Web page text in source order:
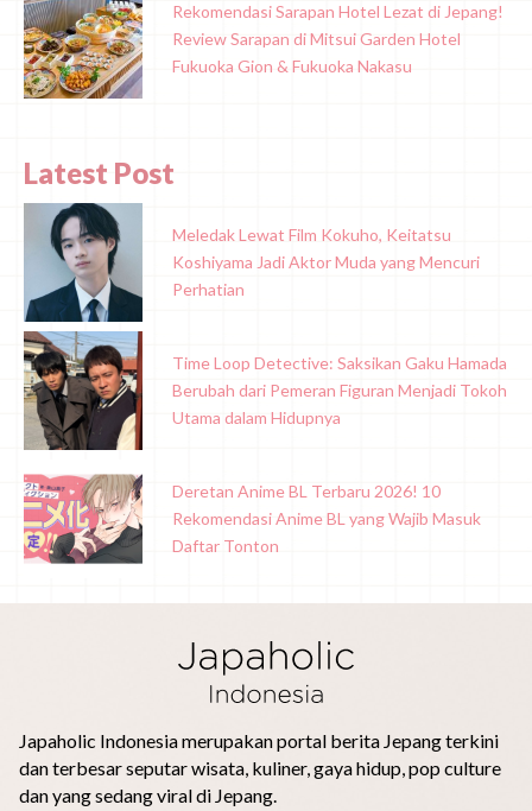
Rekomendasi Sarapan Hotel Lezat di Jepang!
Review Sarapan di Mitsui Garden Hotel
Fukuoka Gion & Fukuoka Nakasu
Latest Post
Meledak Lewat Film Kokuho, Keitatsu
Koshiyama Jadi Aktor Muda yang Mencuri
Perhatian
Time Loop Detective: Saksikan Gaku Hamada
Berubah dari Pemeran Figuran Menjadi Tokoh
Utama dalam Hidupnya
Deretan Anime BL Terbaru 2026! 10
Rekomendasi Anime BL yang Wajib Masuk
Daftar Tonton
Japaholic Indonesia merupakan portal berita Jepang terkini
dan terbesar seputar wisata, kuliner, gaya hidup, pop culture
dan yang sedang viral di Jepang.